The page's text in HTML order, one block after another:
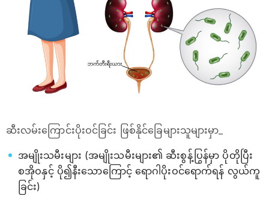
ဆီးလမ်းကြောင်းပိုးဝင်ခြင်း ဖြစ်နိုင်ခြေများသူများမှာ_
အမျိုးသမီးများ (အမျိုးသမီးများ၏ ဆီးစွန့်ပြွန်မှာ ပိုတိုပြီး
စအိုဝနှင့် ပို၍နီးသောကြောင့် ရောဂါပိုးဝင်ရောက်ရန် လွယ်ကူ
ခြင်း)